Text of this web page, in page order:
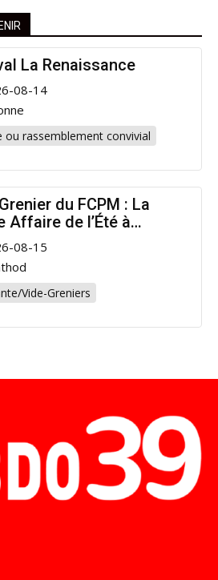
La Renaissance
08-14
ou rassemblement convivial
du FCPM : La
Affaire de l’Été à
!
08-15
Vide-Greniers